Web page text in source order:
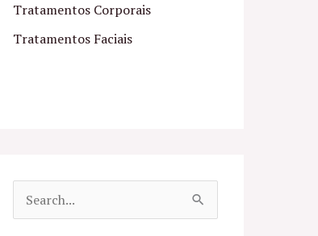
Tratamentos Corporais
Tratamentos Faciais